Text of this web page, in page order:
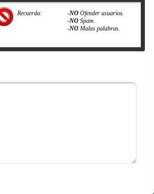
Recuerda: -NOOfender usuarios.
-NOSpam.
-NOMalas palabras.